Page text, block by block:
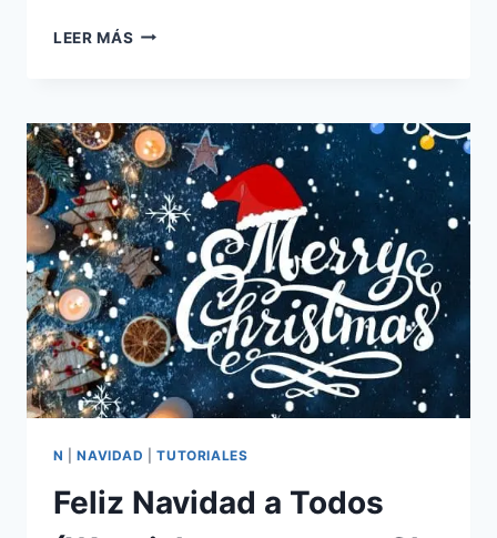
LEER MÁS JINGLE
N |NAVIDAD |TUTORIALES
Feliz Navidad a Todos